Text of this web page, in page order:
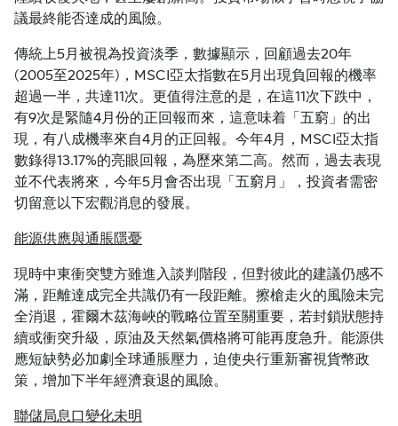
議最終能否達成的風險。
傳統上5月被視為投資淡季，數據顯示，回顧過去20年
(2005至2025年)，MSCI亞太指數在5月出現負回報的機率
超過一半，共達11次。更值得注意的是，在這11次下跌中，
有9次是緊隨4月份的正回報而來，這意味着「五窮」的出
現，有八成機率來自4月的正回報。今年4月，MSCI亞太指
數錄得13.17%的亮眼回報，為歷來第二高。然而，過去表現
並不代表將來，今年5月會否出現「五窮月」，投資者需密
切留意以下宏觀消息的發展。
能源供應與通脹隱憂
現時中東衝突雙方雖進入談判階段，但對彼此的建議仍感不
滿，距離達成完全共識仍有一段距離。擦槍走火的風險未完
全消退，霍爾木茲海峽的戰略位置至關重要，若封鎖狀態持
續或衝突升級，原油及天然氣價格將可能再度急升。能源供
應短缺勢必加劇全球通脹壓力，迫使央行重新審視貨幣政
策，增加下半年經濟衰退的風險。
聯儲局息口變化未明